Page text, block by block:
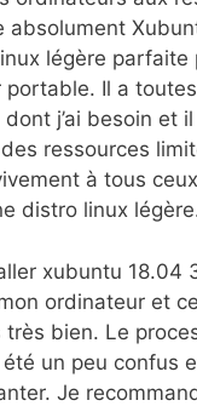
absolument
légère parfaite
Il a
j’ai besoin et
ressources
à tous
distro linux
xubuntu 18.04
ordinateur et
bien. Le
été un peu confus
Je